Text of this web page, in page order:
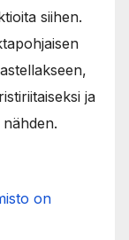
siihen.
ja
on